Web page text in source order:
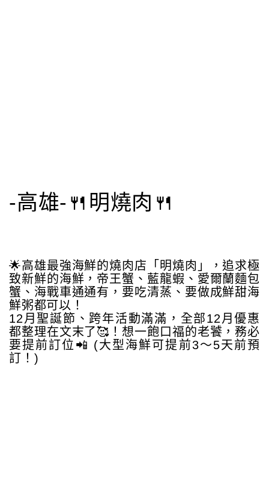
-高雄-🍴明燒肉🍴
🌟高雄最強海鮮的燒肉店「明燒肉」，追求極
致新鮮的海鮮，帝王蟹、藍龍蝦、愛爾蘭麵包
蟹、海戰車通通有，要吃清蒸、要做成鮮甜海
鮮粥都可以！
12月聖誕節、跨年活動滿滿，全部12月優惠
都整理在文末了🥰！想一飽口福的老饕，務必
要提前訂位📲 (大型海鮮可提前3～5天前預
訂！)